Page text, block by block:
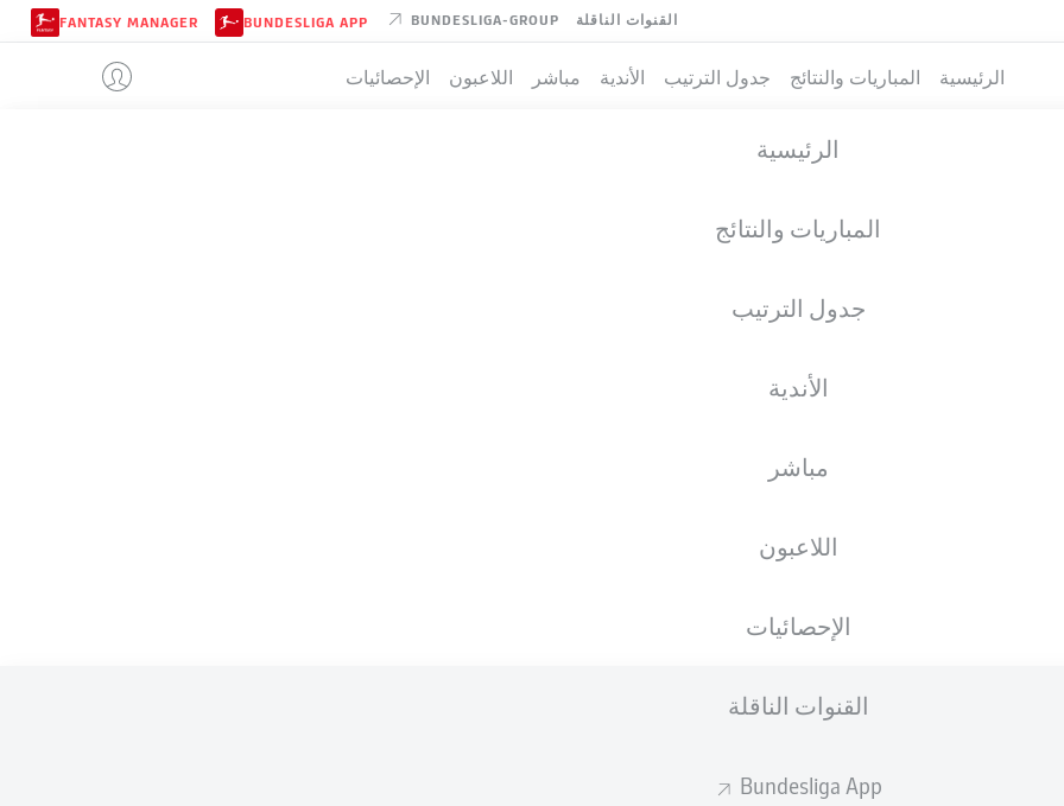
القنوات الناقلة BUNDESLIGA-GROUP
BUNDESLIGA APP
FANTASY MANAGER
الرئيسية المباريات والنتائج جدول الترتيب الأندية مباشر اللاعبون الإحصائيات
الرئيسية
المباريات والنتائج
جدول الترتيب
الأندية
مباشر
اللاعبون
الإحصائيات
القنوات الناقلة
Bundesliga App
29.01.2000